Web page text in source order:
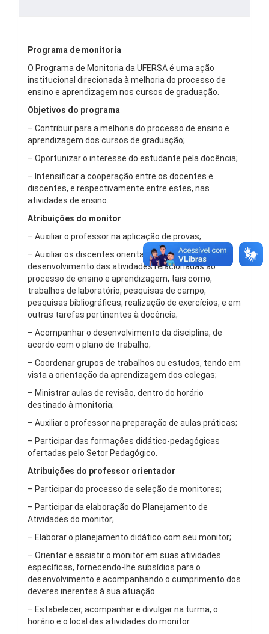
Programa de monitoria
O Programa de Monitoria da UFERSA é uma ação
institucional direcionada à melhoria do processo de
ensino e aprendizagem nos cursos de graduação.
Objetivos do programa
– Contribuir para a melhoria do processo de ensino e
aprendizagem dos cursos de graduação;
– Oportunizar o interesse do estudante pela docência;
– Intensificar a cooperação entre os docentes e
discentes, e respectivamente entre estes, nas
atividades de ensino.
Atribuições do monitor
– Auxiliar o professor na aplicação de provas;
– Auxiliar os discentes orientando-os no
desenvolvimento das atividades relacionadas ao
processo de ensino e aprendizagem, tais como,
trabalhos de laboratório, pesquisas de campo,
pesquisas bibliográficas, realização de exercícios, e em
outras tarefas pertinentes à docência;
– Acompanhar o desenvolvimento da disciplina, de
acordo com o plano de trabalho;
– Coordenar grupos de trabalhos ou estudos, tendo em
vista a orientação da aprendizagem dos colegas;
– Ministrar aulas de revisão, dentro do horário
destinado à monitoria;
– Auxiliar o professor na preparação de aulas práticas;
– Participar das formações didático-pedagógicas
ofertadas pelo Setor Pedagógico.
Atribuições do professor orientador
– Participar do processo de seleção de monitores;
– Participar da elaboração do Planejamento de
Atividades do monitor;
– Elaborar o planejamento didático com seu monitor;
– Orientar e assistir o monitor em suas atividades
específicas, fornecendo-lhe subsídios para o
desenvolvimento e acompanhando o cumprimento dos
deveres inerentes à sua atuação.
– Estabelecer, acompanhar e divulgar na turma, o
horário e o local das atividades do monitor.